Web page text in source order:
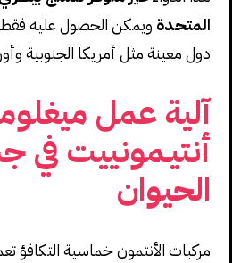
المتحدة ويمكن الحصول عليه فقط
دول معينة مثل أمريكا الجنوبية
آلية عمل
أنتيـمونييت
الحيوان
مركبات الأنتمون خماسية التكافؤ